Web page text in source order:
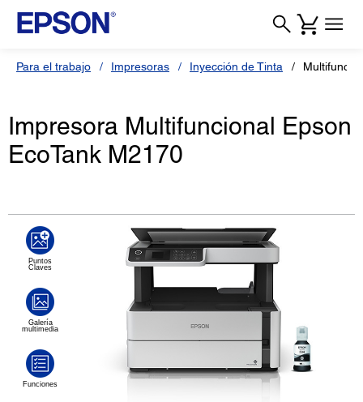
Para el trabajo Impresoras Inyección de Tinta
Impresora Multifuncional Epson
EcoTank M2170